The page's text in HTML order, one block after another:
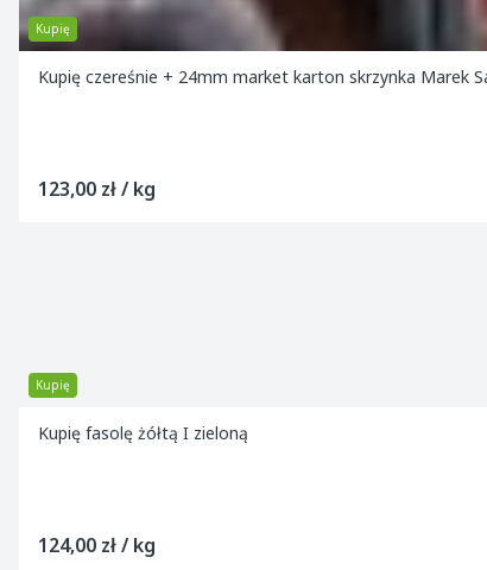
Kupię
Kupię czereśnie + 24mm market karton skrzynka Marek
123,00 zł / kg
Kupię
Kupię fasolę żółtą I zieloną
124,00 zł / kg